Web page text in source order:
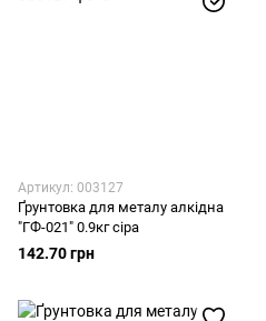
Артикул: 003127
Ґрунтовка для металу алкідна
"ГФ-021" 0.9кг сіра
142.70 грн